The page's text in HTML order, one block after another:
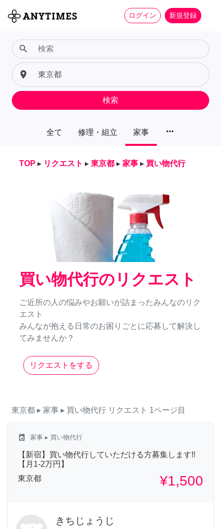
ログイン 新規登録
全て 修理・組立 家事 more_horiz
search
place
検索
TOP ▸ リクエスト ▸ 東京都 ▸ 家事 ▸ 買い物代行
買い物代行のリクエスト
ご近所の人の悩みやお願いが詰まったみんなのリク
エスト
みんなが抱える日常のお困りごとに応募して解決し
てみませんか？
リクエストをする
東京都 ▸ 家事 ▸ 買い物代行 リクエスト 1ページ目
local_laundry_service 家事 ▸ 買い物代行
【新宿】買い物代行していただける方募集します!!
【月1-2万円】
東京都
¥1,500
きちじょうじ